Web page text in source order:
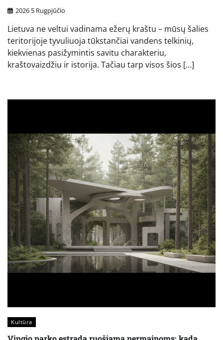
2026 5 Rugpjūčio
Lietuva ne veltui vadinama ežerų kraštu – mūsų šalies
teritorijoje tyvuliuoja tūkstančiai vandens telkinių,
kiekvienas pasižymintis savitu charakteriu,
kraštovaizdžiu ir istorija. Tačiau tarp visos šios […]
Kultūra